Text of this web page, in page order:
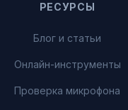
РЕСУРСЫ
Блог и статьи
Онлайн-инструменты
Проверка микрофона